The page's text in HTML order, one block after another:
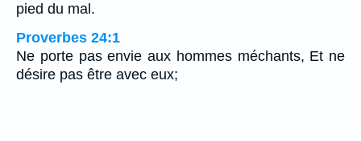
pied du mal.
Proverbes 24:1
Ne porte pas envie aux hommes méchants, Et ne
désire pas être avec eux;